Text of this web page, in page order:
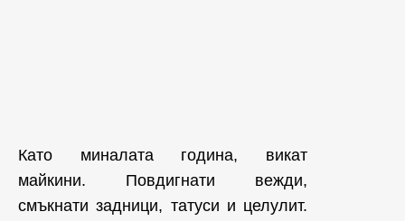
Като миналата година, викат
майкини. Повдигнати вежди,
смъкнати задници, татуси и целулит.